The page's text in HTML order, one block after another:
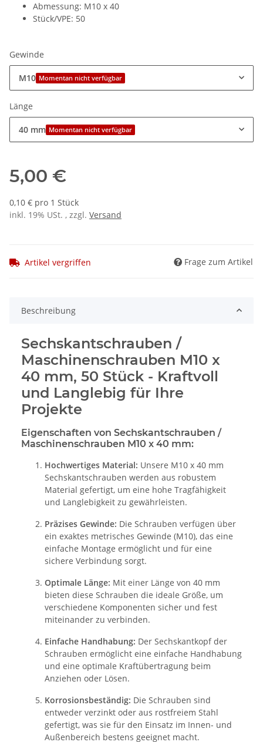
Abmessung: M10 x 40
Stück/VPE: 50
Gewinde
M10 Momentan nicht verfügbar
Länge
40 mm Momentan nicht verfügbar
5,00 €
0,10 € pro 1 Stück
inkl. 19% USt. , zzgl. Versand
Artikel vergriffen Frage zum Artikel
Beschreibung
Sechskantschrauben /
Maschinenschrauben M10 x
40 mm, 50 Stück - Kraftvoll
und Langlebig für Ihre
Projekte
Eigenschaften von Sechskantschrauben /
Maschinenschrauben M10 x 40 mm:
Hochwertiges Material: Unsere M10 x 40 mm
Sechskantschrauben werden aus robustem
Material gefertigt, um eine hohe Tragfähigkeit
und Langlebigkeit zu gewährleisten.
Präzises Gewinde: Die Schrauben verfügen über
ein exaktes metrisches Gewinde (M10), das eine
einfache Montage ermöglicht und für eine
sichere Verbindung sorgt.
Optimale Länge: Mit einer Länge von 40 mm
bieten diese Schrauben die ideale Größe, um
verschiedene Komponenten sicher und fest
miteinander zu verbinden.
Einfache Handhabung: Der Sechskantkopf der
Schrauben ermöglicht eine einfache Handhabung
und eine optimale Kraftübertragung beim
Anziehen oder Lösen.
Korrosionsbeständig: Die Schrauben sind
entweder verzinkt oder aus rostfreiem Stahl
gefertigt, was sie für den Einsatz im Innen- und
Außenbereich bestens geeignet macht.